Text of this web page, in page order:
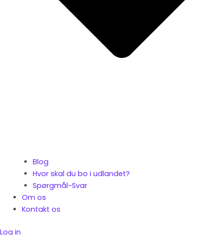
Blog
Hvor skal du bo i udlandet?
Spørgmål-Svar
Om os
Kontakt os
Log in